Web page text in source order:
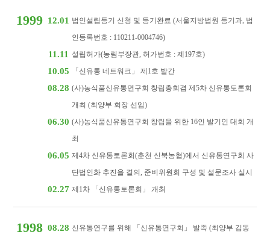
1999 12.01 법인설립등기 신청 및 등기완료 (서울지방법원 등기과, 법
인등록번호 : 110211-0004746)
11.11 설립허가(농림부장관, 허가번호 : 제197호)
10.05 「신유통 네트워크」 제1호 발간
08.28 (사)농식품신유통연구회 창립총회겸 제5차 신유통토론회
개최 (최양부 회장 선임)
06.30 (사)농식품신유통연구회 창립을 위한 16인 발기인 대회 개
최
06.05 제4차 신유통토론회(춘천 신북농협)에서 신유통연구회 사
단법인화 추진을 결의, 준비위원회 구성 및 설문조사 실시
02.27 제1차 「신유통토론회」 개최
1998 08.28 신유통연구를 위해 「신유통연구회」 발족 (최양부 김동